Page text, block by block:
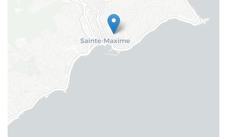
Meubles de jardin